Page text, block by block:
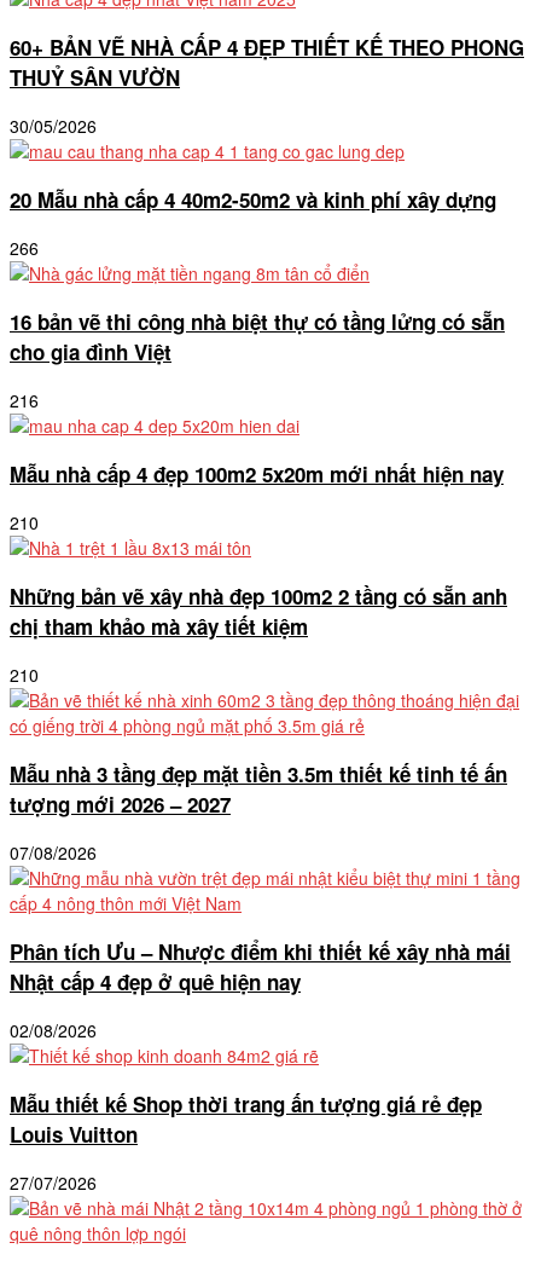
60+ BẢN VẼ NHÀ CẤP 4 ĐẸP THIẾT KẾ THEO PHONG
THUỶ SÂN VƯỜN
30/05/2026
20 Mẫu nhà cấp 4 40m2-50m2 và kinh phí xây dựng
266
16 bản vẽ thi công nhà biệt thự có tầng lửng có sẵn
cho gia đình Việt
216
Mẫu nhà cấp 4 đẹp 100m2 5x20m mới nhất hiện nay
210
Những bản vẽ xây nhà đẹp 100m2 2 tầng có sẵn anh
chị tham khảo mà xây tiết kiệm
210
Mẫu nhà 3 tầng đẹp mặt tiền 3.5m thiết kế tinh tế ấn
tượng mới 2026 – 2027
07/08/2026
Phân tích Ưu – Nhược điểm khi thiết kế xây nhà mái
Nhật cấp 4 đẹp ở quê hiện nay
02/08/2026
Mẫu thiết kế Shop thời trang ấn tượng giá rẻ đẹp
Louis Vuitton
27/07/2026